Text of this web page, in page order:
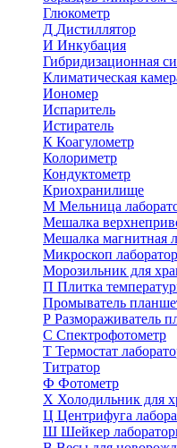
Глюкометр
Д Дистиллятор
И Инкубация
Гибридизационная
Климатическая
Иономер
Испаритель
Истиратель
К Коагулометр
Колориметр
Кондуктометр
Криохранилище
М Мельница
Мешалка
Мешалка магнитная
Микроскоп
Морозильник для
П Плитка
Промыватель
Р Размораживатель
С Спектрофотометр
Т Термостат
Титратор
Ф Фотометр
Х Холодильник для
Ц Центрифуга
Ш Шейкер